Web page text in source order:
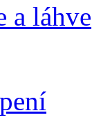
a láhve